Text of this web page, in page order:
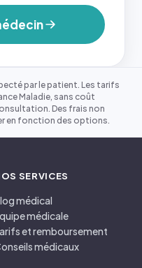
par le patient. Les tarifs
Maladie, sans coût
Des frais non
en fonction des options.
SERVICES
médical
médicale
et remboursement
médicaux